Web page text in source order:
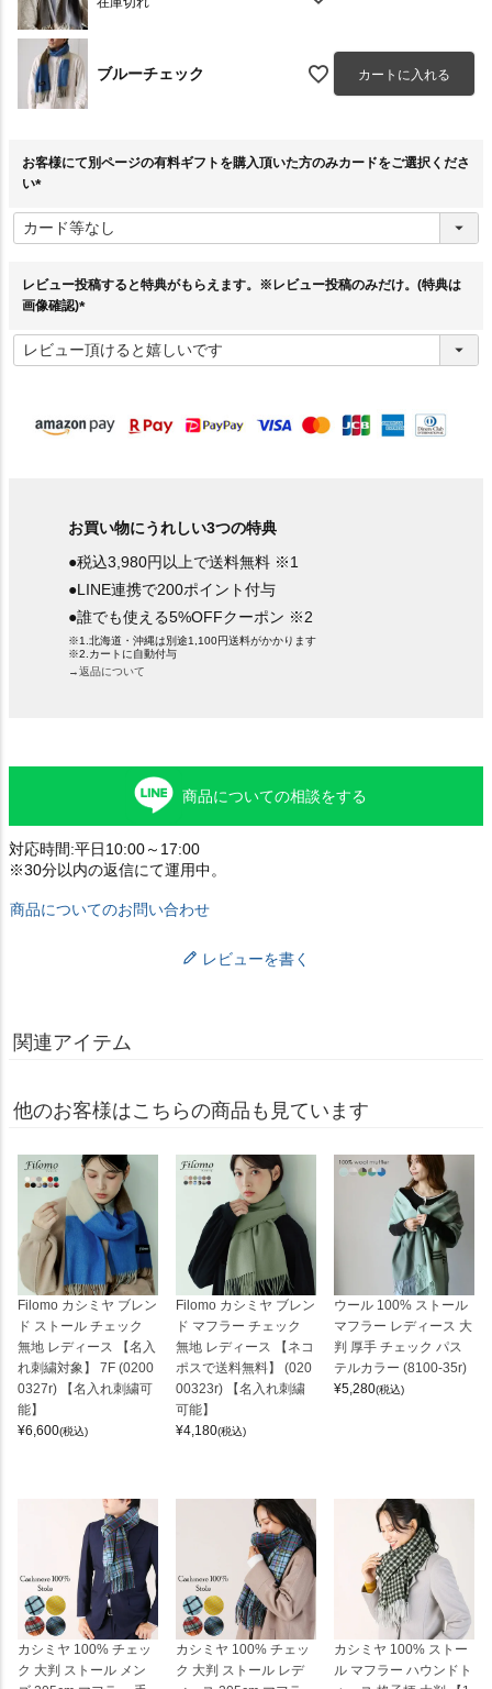
ブルーチェック カートに入れる
お客様にて別ページの有料ギフトを購入頂いた方のみカードをご選択くださ
い
必
須
レビュー投稿すると特典がもらえます。※レビュー投稿のみだけ。(特典は
画像確認)
必
須
お買い物にうれしい3つの特典
●税込3,980円以上で送料無料 ※1
●LINE連携で200ポイント付与
●誰でも使える5%OFFクーポン ※2
※1.北海道・沖縄は別途1,100円送料がかかります
※2.カートに自動付与
→返品について
商品についての相談をする
対応時間:平日10:00～17:00
※30分以内の返信にて運用中。
商品についてのお問い合わせ
レビューを書く
関連アイテム
他のお客様はこちらの商品も見ています
Filomo カシミヤ ブレン
ド ストール チェック
無地 レディース 【名入
れ刺繍対象】 7F (0200
0327r) 【名入れ刺繍可
能】
¥6,600(税込)
Filomo カシミヤ ブレン
ド マフラー チェック
無地 レディース 【ネコ
ポスで送料無料】 (020
00323r) 【名入れ刺繍
可能】
¥4,180(税込)
ウール 100% ストール
マフラー レディース 大
判 厚手 チェック パス
テルカラー (8100-35r)
¥5,280(税込)
カシミヤ 100% チェッ
ク 大判 ストール メン
カシミヤ 100% チェッ
ク 大判 ストール レデ
カシミヤ 100% ストー
ル マフラー ハウンドト